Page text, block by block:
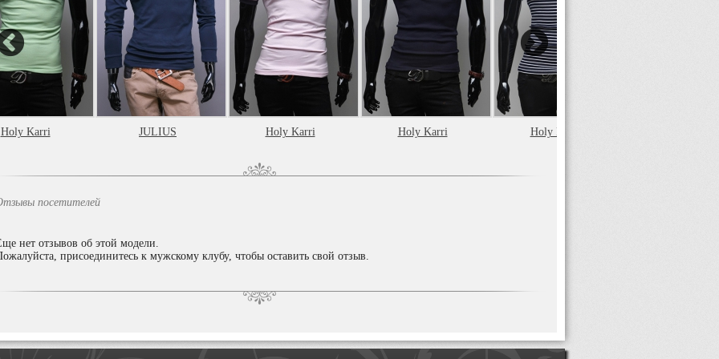
Holy Karri JULIUS Holy Karri Holy Karri Holy Karri
посетителей
нет отзывов об этой модели.
присоединитесь к мужскому клубу, чтобы оставить свой отзыв.